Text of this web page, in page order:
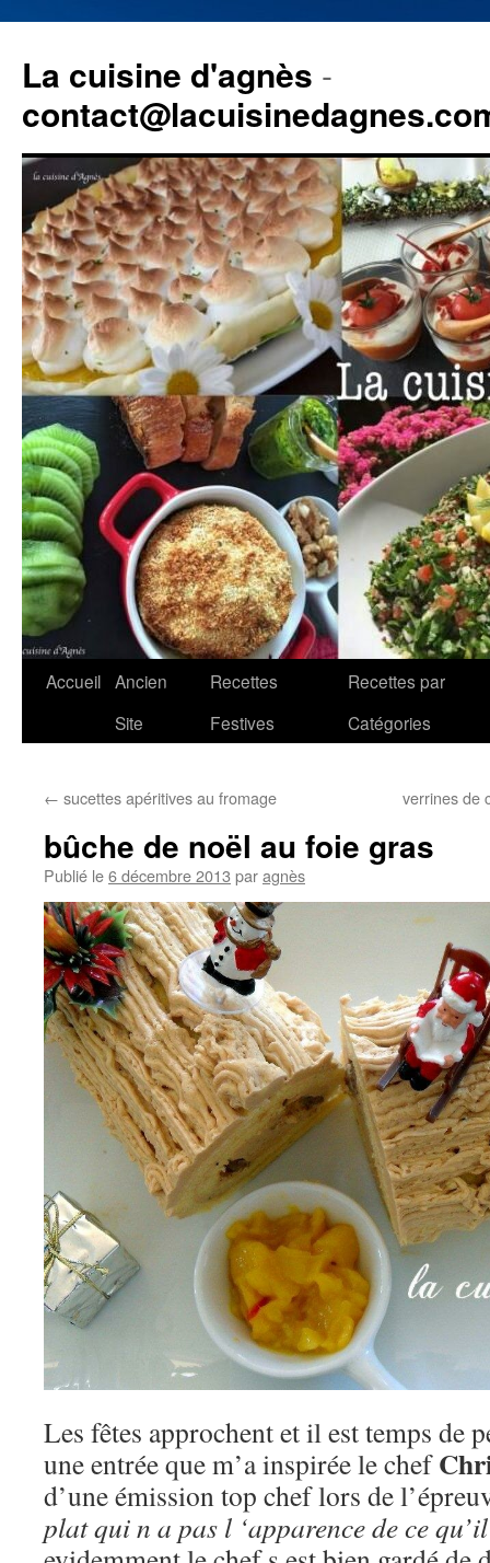
La cuisine d'agnès -
Aller
Accueil Ancien
Site
Recettes
Festives
Recettes par
Catégories
← sucettes apéritives au fromage verrines de
bûche de noël au foie gras
Publié le6 décembre 2013 paragnès
Les fêtes approchent et il est temps de
une entrée que m’a inspirée le chef
d’une émission top chef lors de
plat qui n a pas l ‘apparence de ce